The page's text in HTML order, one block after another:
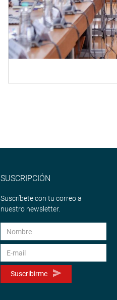
SUSCRIPCIÓN
Suscríbete con tu correo a
nuestro newsletter.
Suscribirme